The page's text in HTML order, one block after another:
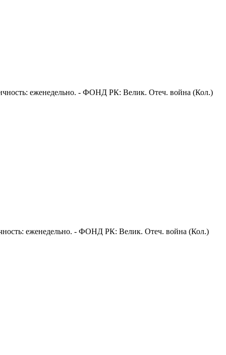
еженедельно. - ФОНД РК: Велик. Отеч. война (Кол.)
еженедельно. - ФОНД РК: Велик. Отеч. война (Кол.)